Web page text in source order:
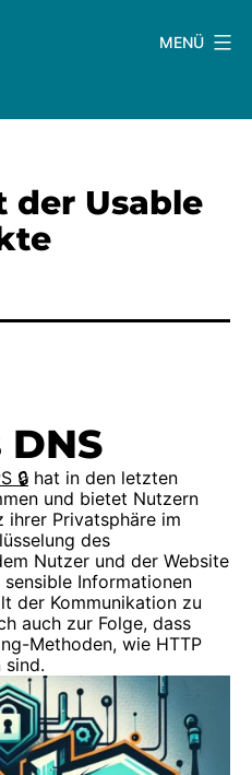
MENÜ
der Usable
DNS
🔒 hat in den letzten
und bietet Nutzern
ihrer Privatsphäre im
des
Nutzer und der Website
Informationen
der Kommunikation zu
auch zur Folge, dass
Methoden, wie HTTP